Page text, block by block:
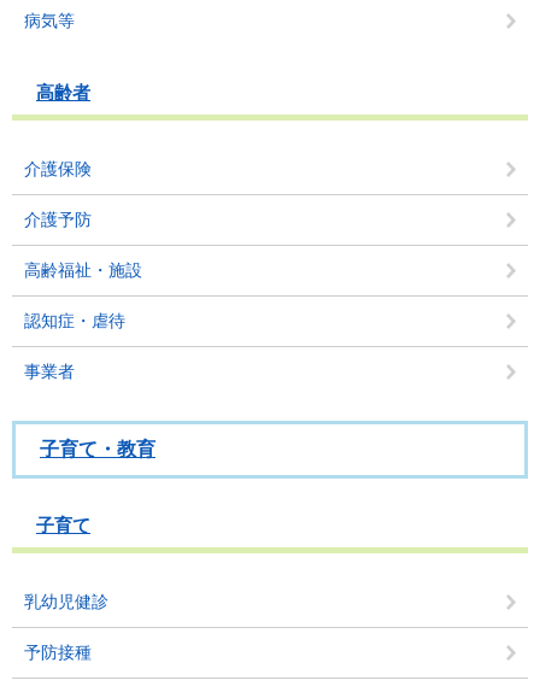
病気等
高齢者
介護保険
介護予防
高齢福祉・施設
認知症・虐待
事業者
子育て・教育
子育て
乳幼児健診
予防接種